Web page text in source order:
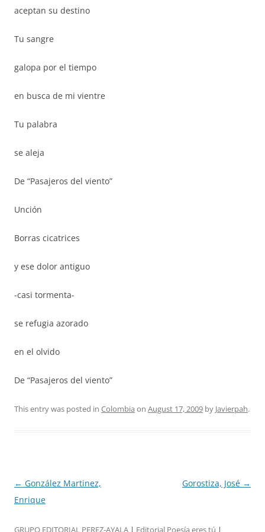
aceptan su destino
Tu sangre
galopa por el tiempo
en busca de mi vientre
Tu palabra
se aleja
De “Pasajeros del viento”
Unción
Borras cicatrices
y ese dolor antiguo
-casi tormenta-
se refugia azorado
en el olvido
De “Pasajeros del viento”
This entry was posted in Colombia on August 17, 2009 by Javierpah.
Post
navigation
← González Martinez,
Enrique
Gorostiza, José →
GRUPO EDITORIAL PEREZ-AYALA | Editorial Poesía eres tú |